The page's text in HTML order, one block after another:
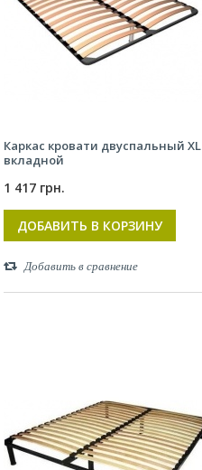
Каркас кровати двуспальный XL
вкладной
1 417 грн.
ДОБАВИТЬ В КОРЗИНУ
Добавить в сравнение